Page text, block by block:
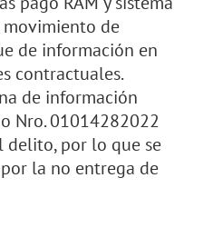
movimiento de
de información en
contractuales.
de información
Nro. 01014282022
delito, por lo que se
la no entrega de